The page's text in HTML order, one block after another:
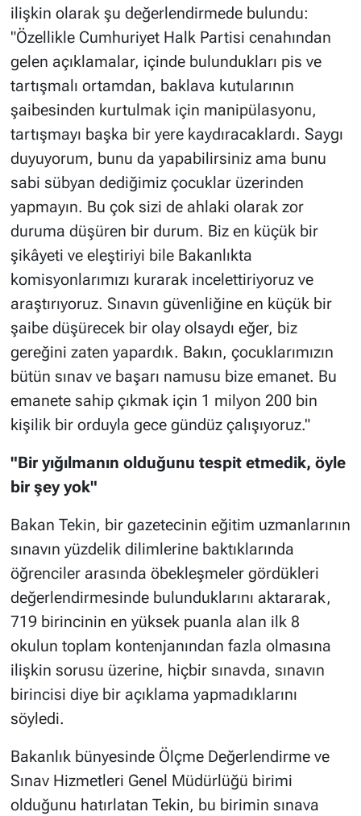
ilişkin olarak şu değerlendirmede bulundu:
"Özellikle Cumhuriyet Halk Partisi cenahından
gelen açıklamalar, içinde bulundukları pis ve
tartışmalı ortamdan, baklava kutularının
şaibesinden kurtulmak için manipülasyonu,
tartışmayı başka bir yere kaydıracaklardı. Saygı
duyuyorum, bunu da yapabilirsiniz ama bunu
sabi sübyan dediğimiz çocuklar üzerinden
yapmayın. Bu çok sizi de ahlaki olarak zor
duruma düşüren bir durum. Biz en küçük bir
şikâyeti ve eleştiriyi bile Bakanlıkta
komisyonlarımızı kurarak incelettiriyoruz ve
araştırıyoruz. Sınavın güvenliğine en küçük bir
şaibe düşürecek bir olay olsaydı eğer, biz
gereğini zaten yapardık. Bakın, çocuklarımızın
bütün sınav ve başarı namusu bize emanet. Bu
emanete sahip çıkmak için 1 milyon 200 bin
kişilik bir orduyla gece gündüz çalışıyoruz."
"Bir yığılmanın olduğunu tespit etmedik, öyle
bir şey yok"
Bakan Tekin, bir gazetecinin eğitim uzmanlarının
sınavın yüzdelik dilimlerine baktıklarında
öğrenciler arasında öbekleşmeler gördükleri
değerlendirmesinde bulunduklarını aktararak,
719 birincinin en yüksek puanla alan ilk 8
okulun toplam kontenjanından fazla olmasına
ilişkin sorusu üzerine, hiçbir sınavda, sınavın
birincisi diye bir açıklama yapmadıklarını
söyledi.
Bakanlık bünyesinde Ölçme Değerlendirme ve
Sınav Hizmetleri Genel Müdürlüğü birimi
olduğunu hatırlatan Tekin, bu birimin sınava